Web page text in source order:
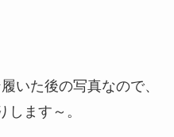
いた後の写真なので、
します～。